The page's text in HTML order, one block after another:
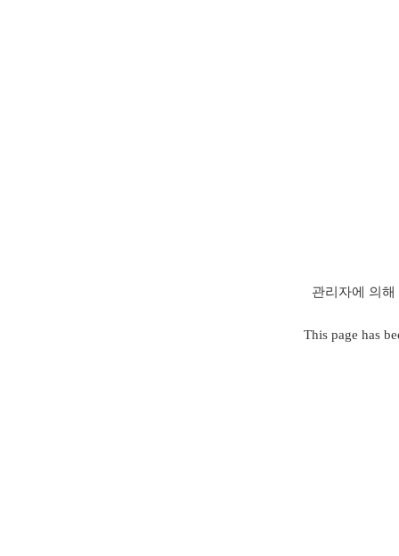
관리자에 의
This page has